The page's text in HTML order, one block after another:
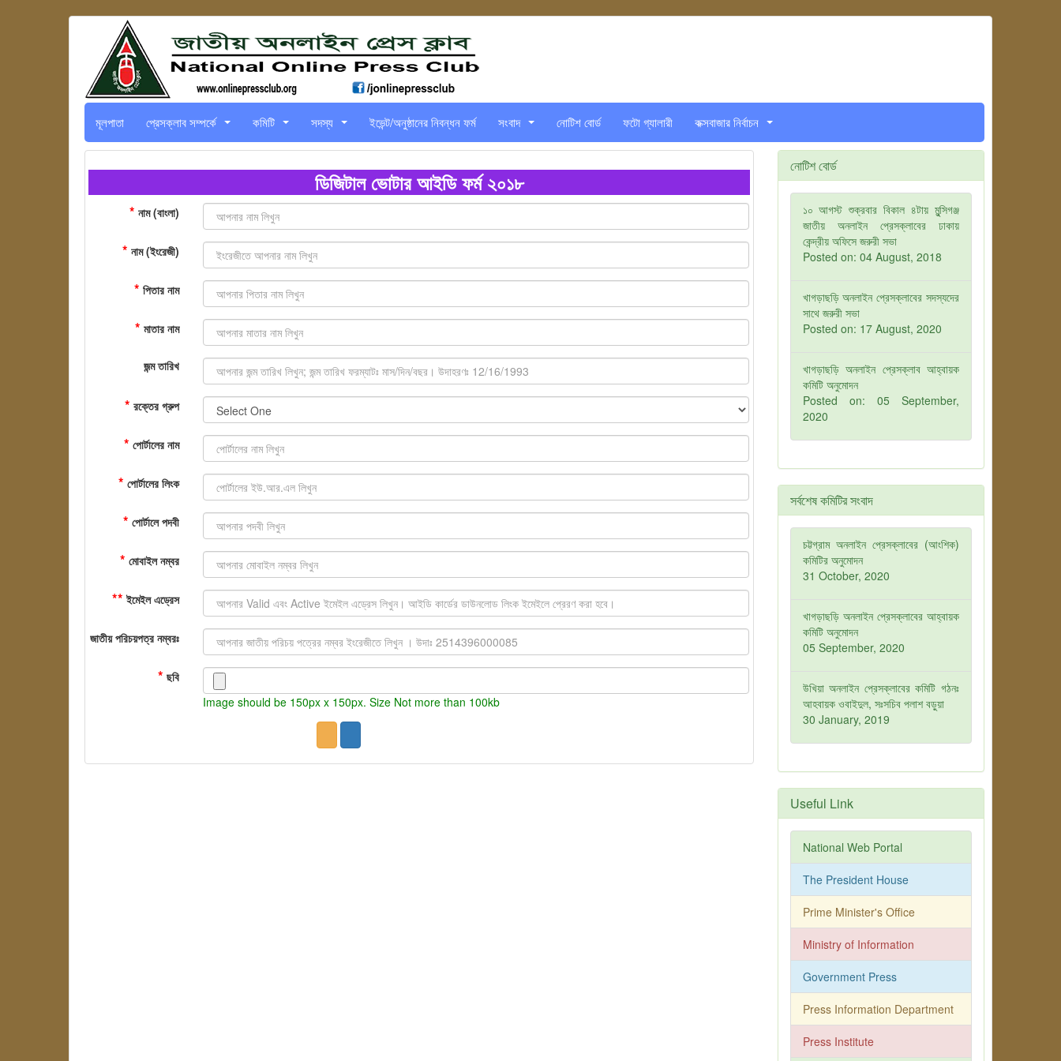
মূলপাতা প্রেসক্লাব সম্পর্কে কমিটি সদস্য ইভেন্ট/অনুষ্ঠানের নিবন্ধন ফর্ম সংবাদ নোটিশ বোর্ড ফটো গ্যালারী কক্সবাজার নির্বাচন
ডিজিটাল ভোটার আইডি ফর্ম ২০১৮
* নাম (বাংলা)
* নাম (ইংরেজী)
* পিতার নাম
* মাতার নাম
জন্ম তারিখ
* রক্তের গ্রুপ
* পোর্টালের নাম
* পোর্টালের লিংক
* পোর্টালে পদবী
* মোবাইল নম্বর
** ইমেইল এড্রেস
জাতীয় পরিচয়পত্র নম্বরঃ
* ছবি
Image should be 150px x 150px. Size Not more than 100kb
নোটিশ বোর্ড
১০ আগস্ট শুক্রবার বিকাল ৪টায় মুন্সিগঞ্জ
জাতীয় অনলাইন প্রেসক্লাবের ঢাকায়
কেন্দ্রীয় অফিসে জরুরী সভা
Posted on: 04 August, 2018
খাগড়াছড়ি অনলাইন প্রেসক্লাবের সদস্যদের
সাথে জরুরী সভা
Posted on: 17 August, 2020
খাগড়াছড়ি অনলাইন প্রেসক্লাব আহ্বায়ক
কমিটি অনুমোদন
Posted on: 05 September,
2020
সর্বশেষ কমিটির সংবাদ
চট্টগ্রাম অনলাইন প্রেসক্লাবের (আংশিক)
কমিটির অনুমোদন
31 October, 2020
খাগড়াছড়ি অনলাইন প্রেসক্লাবের আহ্বায়ক
কমিটি অনুমোদন
05 September, 2020
উখিয়া অনলাইন প্রেসক্লাবের কমিটি গঠনঃ
আহবায়ক ওবাইদুল, সঃসচিব পলাশ বড়ুয়া
30 January, 2019
Useful Link
National Web Portal
The President House
Prime Minister's Office
Ministry of Information
Government Press
Press Information Department
Press Institute